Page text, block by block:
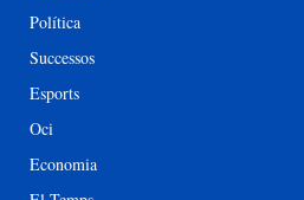
Política
Successos
Esports
Oci
Economia